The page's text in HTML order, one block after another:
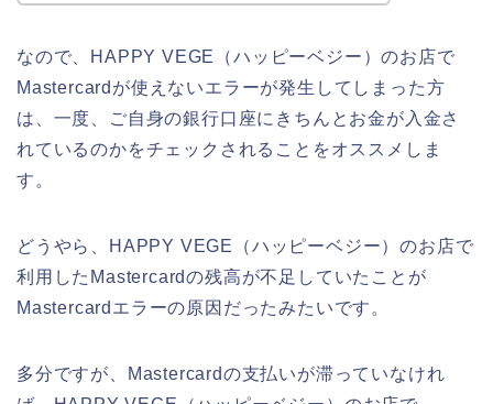
なので、HAPPY VEGE（ハッピーベジー）のお店で
Mastercardが使えないエラーが発生してしまった方
は、一度、ご自身の銀行口座にきちんとお金が入金さ
れているのかをチェックされることをオススメしま
す。
どうやら、HAPPY VEGE（ハッピーベジー）のお店で
利用したMastercardの残高が不足していたことが
Mastercardエラーの原因だったみたいです。
多分ですが、Mastercardの支払いが滞っていなけれ